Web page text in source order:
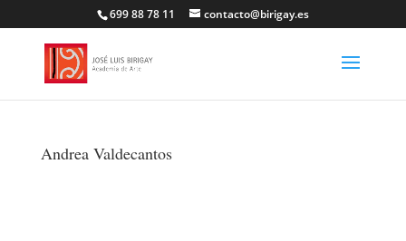
699 88 78 11 contacto@birigay.es
Andrea Valdecantos